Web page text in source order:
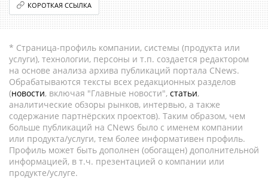
КОРОТКАЯ ССЫЛКА
* Страница-профиль компании, системы (продукта или
услуги), технологии, персоны и т.п. создается редактором
на основе анализа архива публикаций портала CNews.
Обрабатываются тексты всех редакционных разделов
(новости, включая "Главные новости", статьи,
аналитические обзоры рынков, интервью, а также
содержание партнёрских проектов). Таким образом, чем
больше публикаций на CNews было с именем компании
или продукта/услуги, тем более информативен профиль.
Профиль может быть дополнен (обогащен) дополнительной
информацией, в т.ч. презентацией о компании или
продукте/услуге.